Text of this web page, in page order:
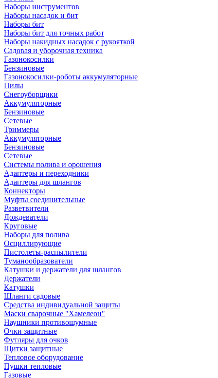
Наборы инструментов
Наборы насадок и бит
Наборы бит
Наборы бит для точных работ
Наборы накидных насадок с рукояткой
Садовая и уборочная техника
Газонокосилки
Бензиновые
Газонокосилки-роботы аккумуляторные
Пилы
Снегоуборщики
Аккумуляторные
Бензиновые
Сетевые
Триммеры
Аккумуляторные
Бензиновые
Сетевые
Системы полива и орошения
Адаптеры и переходники
Адаптеры для шлангов
Коннекторы
Муфты соединительные
Разветвители
Дождеватели
Круговые
Наборы для полива
Осциллирующие
Пистолеты-распылители
Туманообразователи
Катушки и держатели для шлангов
Держатели
Катушки
Шланги садовые
Средства индивидуальной защиты
Маски сварочные "Хамелеон"
Наушники противошумные
Очки защитные
Футляры для очков
Щитки защитные
Тепловое оборудование
Пушки тепловые
Газовые